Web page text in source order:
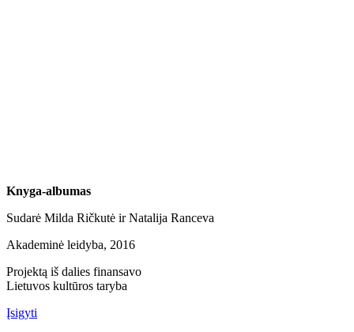
Knyga-albumas
Sudarė Milda Ričkutė ir Natalija Ranceva
Akademinė leidyba, 2016
Projektą iš dalies finansavo
Lietuvos kultūros taryba
Įsigyti